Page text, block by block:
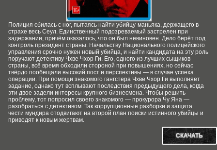
Полиция сбилась с ног, пытаясь найти убийцу-маньяка, держащего в
страхе весь Сеул. Единственный подозреваемый застрелен при
задержании, причём оказалось, что он был невиновен. Дело берёт под
контроль президент страны. Начальству Национального полицейского
управления срочно нужен новый убийца, и найти кандидата на эту роль
поручают детективу Чхве Чхор Ги. Его, одного из лучших сыщиков
страны, всё время обходили стороной при повышениях, но сейчас
твёрдо пообещали высокий пост и перспективы — в случае успеха
операции. При помощи знакомого гангстера Чхве Чхор Ги выполняет
задание, однако тут всплывают последствия предыдущего дела, когда
эти двое задели интересы крупного бизнесмена. Чтобы решить
проблему, тот попросил своего знакомого — прокурора Чу Яна —
разобраться с детективом. Так коррупционные разборки и защита
чести мундира отодвигают на второй план поиски истинного убийцы и
приводят к новым жертвам.
СКАЧАТЬ